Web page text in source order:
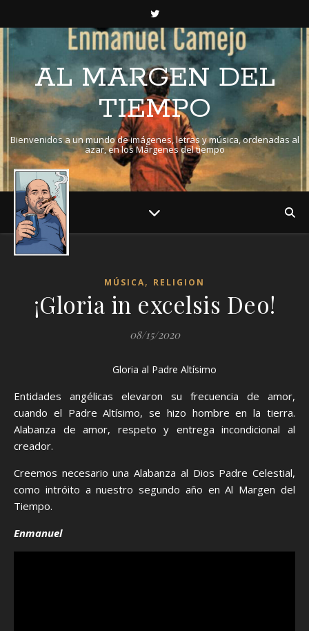
AL MARGEN DEL
TIEMPO
Bienvenidos a un mundo de imágenes, letras y música, ordenadas al
azar, en los Márgenes del tiempo
MÚSICA, RELIGION
¡Gloria in excelsis Deo!
08/15/2020
Gloria al Padre Altísimo
Entidades angélicas elevaron su frecuencia de amor,
cuando el Padre Altísimo, se hizo hombre en la tierra.
Alabanza de amor, respeto y entrega incondicional al
creador.
Creemos necesario una Alabanza al Dios Padre Celestial,
como intróito a nuestro segundo año en Al Margen del
Tiempo.
Enmanuel